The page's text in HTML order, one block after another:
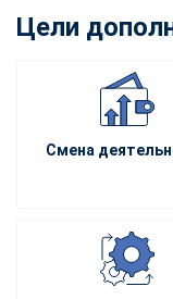
Цели
Смена